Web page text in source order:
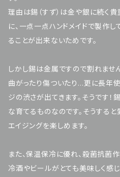
理由は錫（すず）は金や銀に続く
に、一点一点ハンドメイドで製作
ることが出来ないためです。
しかし錫は金属ですので割れませ
曲がったり傷ついたり…更に長年
ジの渋さが出てきます。そうです
な育てるものなのです。そうする
エイジングを楽しめます。
また、保温保冷に優れ、殺菌抗菌
冷酒やビールがとても美味しく感